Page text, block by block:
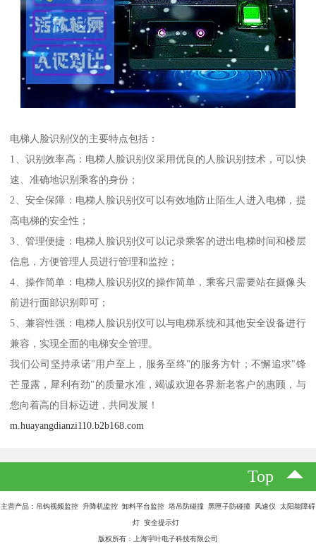
电梯人脸识别仪的主要特点包括：
1、识别效率高：电梯人脸识别仪采用优良的人脸识别技术，可以快
速、准确地识别乘客的身份；
2、安全保障：电梯人脸识别仪可以有效地防止陌生人进入电梯，提
高电梯的安全性；
3、管理便捷：电梯人脸识别仪可以记录乘客的进出电梯时间和楼层
信息，方便管理人员进行管理和监控；
4、操作简单：电梯人脸识别仪的操作简单，乘客只需要站在摄像头
前进行面部识别即可；
5、兼容性强：电梯人脸识别仪可以与电梯系统和其他安全设备进行
兼容，实现全面的电梯安全管理。
我们公司坚持承诺"用户至上，服务至终"的服务方针；不懈追求"锋
芒显露，犀利有劲"的质量水准，竭诚欢迎各界新老客户的惠顾，与
您向着高的目标迈进，共同发展！
m.huayangdianzi110.b2b168.com
Top
主营产品：吊钩视频监控 升降机监控 卸料平台监控 塔吊防碰撞 黑匣子防碰撞 风速仪 太阳能障碍
灯 安全提示灯
版权所有：上海宇叶电子科技有限公司